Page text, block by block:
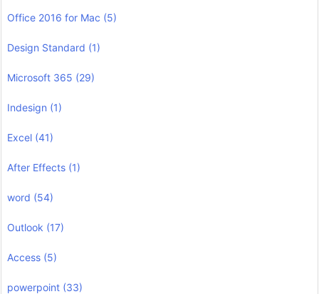
Office 2016 for Mac (5)
Design Standard (1)
Microsoft 365 (29)
Indesign (1)
Excel (41)
After Effects (1)
word (54)
Outlook (17)
Access (5)
powerpoint (33)